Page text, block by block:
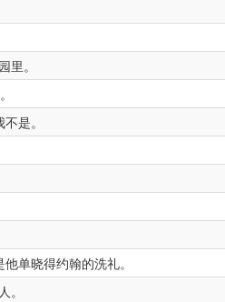
里。
。
是。
单晓得约翰的洗礼。
。